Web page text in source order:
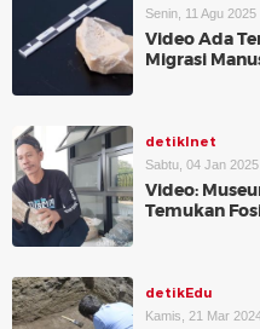
Senin, 11 Agu
Video Ada
Migrasi
detikInet
Sabtu, 04 Jan
Video:
Temukan
detikEdu
Kamis, 21 Mar